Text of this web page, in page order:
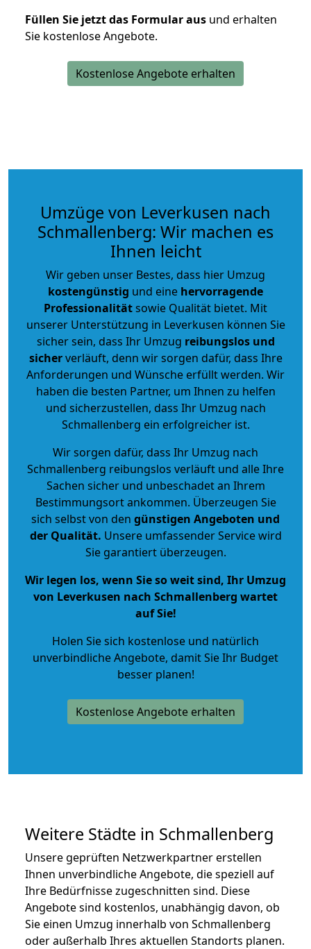
Füllen Sie jetzt das Formular aus und erhalten
Sie kostenlose Angebote.
Kostenlose Angebote erhalten
Umzüge von Leverkusen nach
Schmallenberg: Wir machen es
Ihnen leicht
Wir geben unser Bestes, dass hier Umzug
kostengünstig und eine hervorragende
Professionalitätsowie Qualität bietet. Mit
unserer Unterstützung in Leverkusen können Sie
sicher sein, dass Ihr Umzug reibungslos und
sicherverläuft, denn wir sorgen dafür, dass Ihre
Anforderungen und Wünsche erfüllt werden. Wir
haben die besten Partner, um Ihnen zu helfen
und sicherzustellen, dass Ihr Umzug nach
Schmallenberg ein erfolgreicher ist.
Wir sorgen dafür, dass Ihr Umzug nach
Schmallenberg reibungslos verläuft und alle Ihre
Sachen sicher und unbeschadet an Ihrem
Bestimmungsort ankommen. Überzeugen Sie
sich selbst von den günstigen Angeboten und
der Qualität. Unsere umfassender Service wird
Sie garantiert überzeugen.
Wir legen los, wenn Sie so weit sind, Ihr Umzug
von Leverkusen nach Schmallenberg wartet
auf Sie!
Holen Sie sich kostenlose und natürlich
unverbindliche Angebote, damit Sie Ihr Budget
besser planen!
Kostenlose Angebote erhalten
Weitere Städte in Schmallenberg
Unsere geprüften Netzwerkpartner erstellen
Ihnen unverbindliche Angebote, die speziell auf
Ihre Bedürfnisse zugeschnitten sind. Diese
Angebote sind kostenlos, unabhängig davon, ob
Sie einen Umzug innerhalb von Schmallenberg
oder außerhalb Ihres aktuellen Standorts planen.